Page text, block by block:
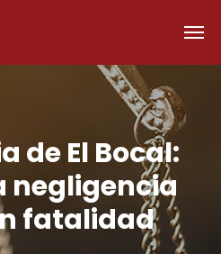
de El Bocal:
negligencia
fatalidad